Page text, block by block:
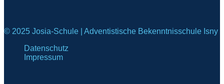
© 2025 Josia-Schule | Adventistische Bekenntnisschule Isny
Datenschutz
Impressum